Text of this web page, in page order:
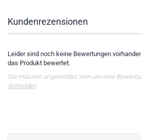
Kundenrezensionen
Leider sind noch keine Bewertungen
das Produkt bewertet.
Sie müssen angemeldet sein um eine
Anmelden